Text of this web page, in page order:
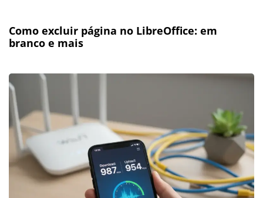
Como excluir página no LibreOffice: em
branco e mais